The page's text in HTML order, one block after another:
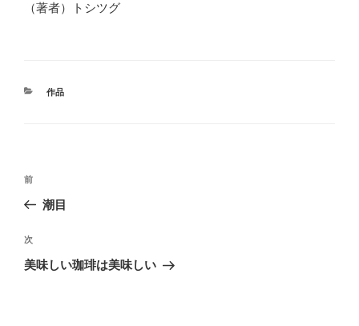
（著者）トシツグ
カ
作品
投
ビ
ゲ
前
の
稿
前
潮目
次
の
次
美味しい珈琲は美味しい